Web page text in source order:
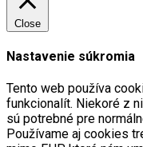
Close
Nastavenie súkromia
Tento web používa
funkcionalít. Niekoré z
sú potrebné pre
Používame aj cookies